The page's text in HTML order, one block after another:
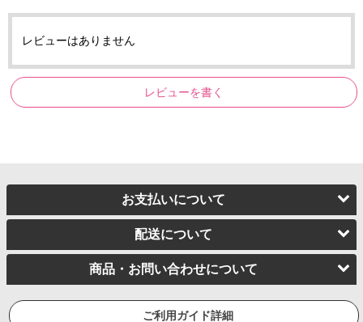
レビューはありません
レビューを書く
お支払いについて
配送について
商品・お問い合わせについて
ご利用ガイド詳細